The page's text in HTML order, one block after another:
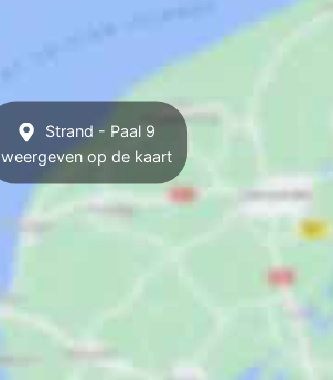
Strand - Paal 9
weergeven op de kaart